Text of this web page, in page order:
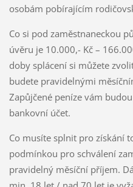
osobám pobírajícím
Co si pod zaměstnaneckou
úvěru je 10.000,- Kč –
doby splácení si můžete
budete pravidelnými
Zapůjčené peníze vám
bankovní účet.
Co musíte splnit pro získání
podmínkou pro schválení
pravidelný měsíční příjem.